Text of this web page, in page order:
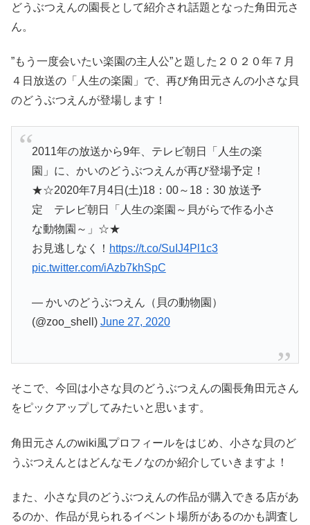
どうぶつえんの園長として紹介され話題となった角田元さ
ん。
”もう一度会いたい楽園の主人公”と題した２０２０年７月
４日放送の「人生の楽園」で、再び角田元さんの小さな貝
のどうぶつえんが登場します！
2011年の放送から9年、テレビ朝日「人生の楽
園」に、かいのどうぶつえんが再び登場予定！
★☆2020年7月4日(土)18：00～18：30 放送予
定 テレビ朝日「人生の楽園～貝がらで作る小さ
な動物園～」☆★
お見逃しなく！ https://t.co/SuIJ4Pl1c3
pic.twitter.com/iAzb7khSpC
— かいのどうぶつえん（貝の動物園）
(@zoo_shell) June 27, 2020
そこで、今回は小さな貝のどうぶつえんの園長角田元さん
をピックアップしてみたいと思います。
角田元さんのwiki風プロフィールをはじめ、小さな貝のど
うぶつえんとはどんなモノなのか紹介していきますよ！
また、小さな貝のどうぶつえんの作品が購入できる店があ
るのか、作品が見られるイベント場所があるのかも調査し